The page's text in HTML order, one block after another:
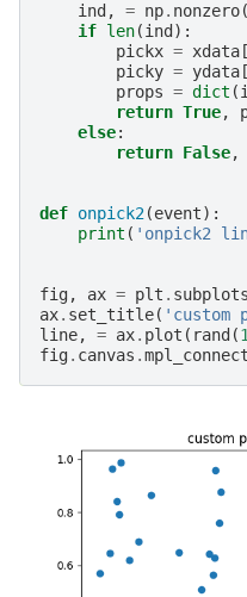
ind , = np. nonzero(
if len(ind ):
pickx = xdata [
picky = ydata [
props = dict (
return True,
else:
return False,
def onpick2(event):
print ( 'onpick2
fig, ax = plt . subplots
ax. set_title(
line, = ax. plot ( rand (
fig. canvas .mpl_connect